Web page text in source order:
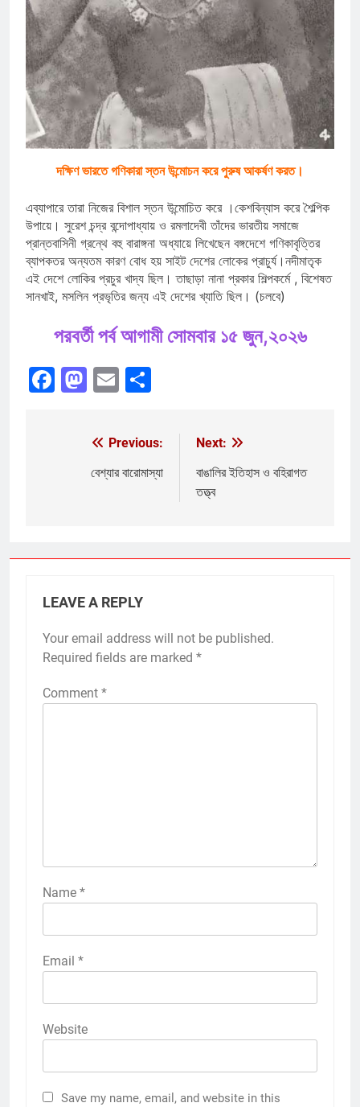
দক্ষিণ ভারতে গণিকারা স্তন উন্মোচন করে পুরুষ আকর্ষণ করত।
এব্যাপারে তারা নিজের বিশাল স্তন উন্মোচিত করে ।কেশবিন্যাস করে শৈল্পিক
উপায়ে। সুরেশ চন্দ্র বন্দোপাধ্যায় ও রমলাদেবী তাঁদের ভারতীয় সমাজে
প্রান্তবাসিনী গ্রন্থে বহু বারাঙ্গনা অধ্যায়ে লিখেছেন বঙ্গদেশে গণিকাবৃত্তির
ব্যাপকতর অন্যতম কারণ বোধ হয় সাইট দেশের লোকের প্রাচুর্য।নদীমাতৃক
এই দেশে লোকির প্রচুর খাদ্য ছিল। তাছাড়া নানা প্রকার শিল্পকর্মে , বিশেষত
সানখাই, মসলিন প্রভৃতির জন্য এই দেশের খ্যাতি ছিল। (চলবে)
পরবর্তী পর্ব আগামী সোমবার ১৫ জুন,২০২৬
Facebook
Mastodon
Email
navigation
Previous:
বেশ্যার বারোমাস্যা
Next:
বাঙালির ইতিহাস ও বহিরাগত
তত্ত্ব
LEAVE A REPLY
Your email address will not be published.
Required fields are marked *
Comment *
Name *
Email *
Website
Save my name, email, and website in this